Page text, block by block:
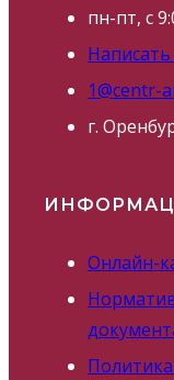
пн-пт, с
1@centr-
г.
Онлайн-